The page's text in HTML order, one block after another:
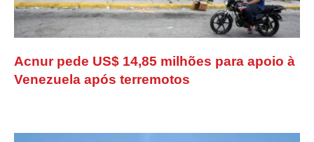
Acnur pede US$ 14,85 milhões para apoio à
Venezuela após terremotos